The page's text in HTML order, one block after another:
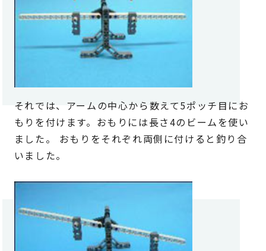
それでは、アームの中心から数えて5ポッチ目にお
もりを付けます。おもりには長さ4のビームを使い
ました。 おもりをそれぞれ両側に付けると釣り合
いました。